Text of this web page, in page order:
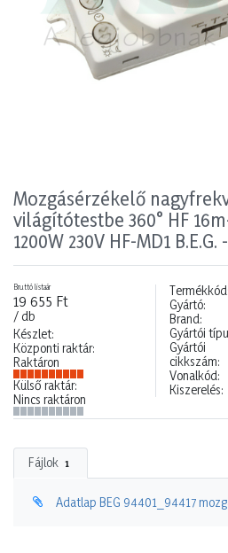
Mozgásérzékelő
világítótestbe 360° HF
1200W 230V HF-MD1 B.E.G.
Bruttó listaár
19 655 Ft
/ db
Készlet:
Központi raktár:
Raktáron
Külső raktár:
Nincs raktáron
Termékkód:
Gyártó:
Brand:
Gyártói
Gyártói
cikkszám:
Vonalkód:
Kiszerelés:
Fájlok 1
Adatlap BEG 94401_94417